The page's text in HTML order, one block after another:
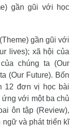
gần gũi với học
gần gũi với
lives); xã hội của
chúng ta (Our
(Our Future). Bốn
12 đơn vị học bài
với một ba chủ
ôn tập (Review),
ngữ và phát triển kĩ